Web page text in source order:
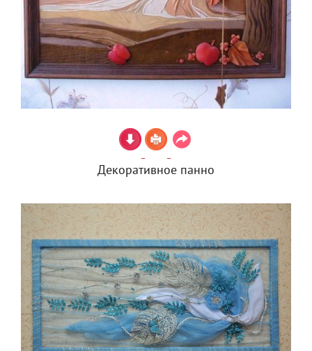
Декоративное панно